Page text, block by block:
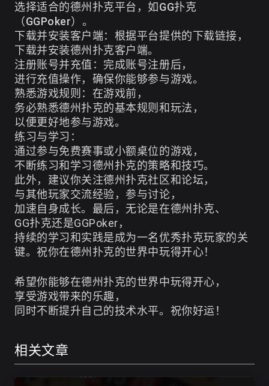
选择适合的德州扑克平台，如GG扑克
（GGPoker）。
下载并安装客户端：根据平台提供的下载链接，
下载并安装德州扑克客户端。
注册账号并充值：完成账号注册后，
进行充值操作，确保你能够参与游戏。
熟悉游戏规则：在游戏前，
务必熟悉德州扑克的基本规则和玩法，
以便更好地参与游戏。
练习与学习：
通过参与免费赛事或小额桌位的游戏，
不断练习和学习德州扑克的策略和技巧。
此外，建议你关注德州扑克社区和论坛，
与其他玩家交流经验，参与讨论，
加速自身成长。最后，无论是在德州扑克、
GG扑克还是GGPoker，
持续的学习和实践是成为一名优秀扑克玩家的关
键。祝你在德州扑克的世界中玩得开心！
希望你能够在德州扑克的世界中玩得开心，
享受游戏带来的乐趣，
同时不断提升自己的技术水平。祝你好运！
相关文章